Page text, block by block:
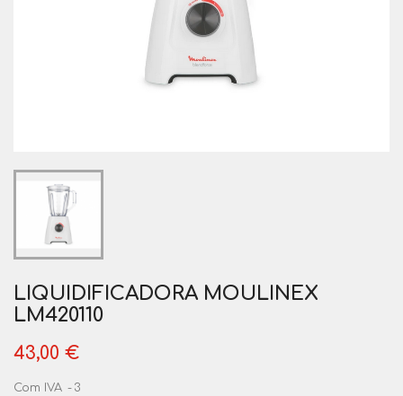
LIQUIDIFICADORA MOULINEX
LM420110
43,00 €
Com IVA 3